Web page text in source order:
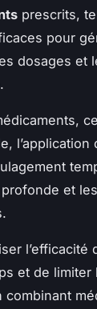
prescrits,
pour
dosages et
et
et de
combinant